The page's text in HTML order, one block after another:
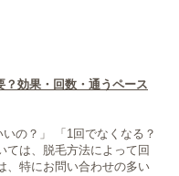
？効果・回数・通うペース
の？」 「1回でなくなる？
ては、脱毛方法によって回
、特にお問い合わせの多い